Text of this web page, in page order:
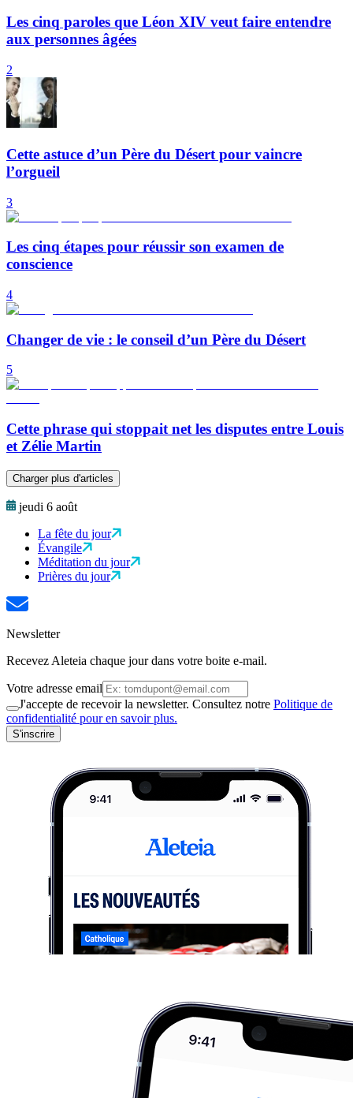
Les cinq paroles que Léon XIV veut faire entendre
aux personnes âgées
2
Cette astuce d’un Père du Désert pour vaincre
l’orgueil
3
Les cinq étapes pour réussir son examen de
conscience
4
Changer de vie : le conseil d’un Père du Désert
5
Cette phrase qui stoppait net les disputes entre Louis
et Zélie Martin
Charger plus d'articles
jeudi 6 août
La fête du jour
Évangile
Méditation du jour
Prières du jour
Newsletter
Recevez Aleteia chaque jour dans votre boite e-mail.
Votre adresse email
J'accepte de recevoir la newsletter. Consultez notre Politique de
confidentialité pour en savoir plus.
S'inscrire